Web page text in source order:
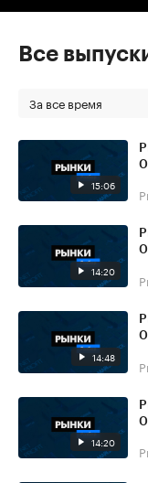
Все
За все время
15:06
14:20
14:48
14:20